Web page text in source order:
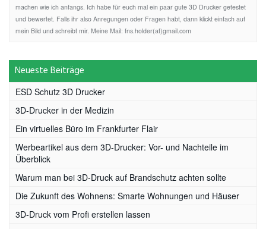
machen wie ich anfangs. Ich habe für euch mal ein paar gute 3D Drucker getestet
und bewertet. Falls ihr also Anregungen oder Fragen habt, dann klickt einfach auf
mein Bild und schreibt mir. Meine Mail: fns.holder(at)gmail.com
Neueste Beiträge
ESD Schutz 3D Drucker
3D-Drucker in der Medizin
Ein virtuelles Büro im Frankfurter Flair
Werbeartikel aus dem 3D-Drucker: Vor- und Nachteile im
Überblick
Warum man bei 3D-Druck auf Brandschutz achten sollte
Die Zukunft des Wohnens: Smarte Wohnungen und Häuser
3D-Druck vom Profi erstellen lassen